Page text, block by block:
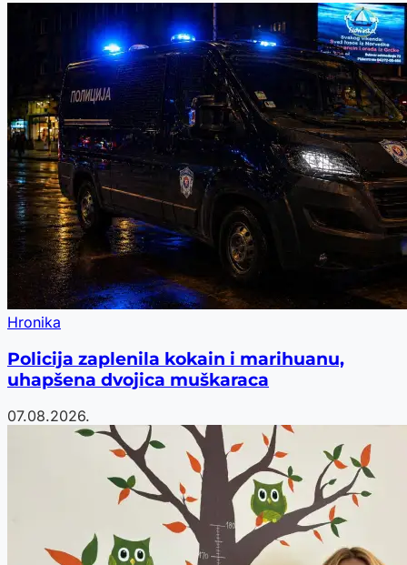
Hronika
Policija zaplenila kokain i marihuanu,
uhapšena dvojica muškaraca
07.08.2026.